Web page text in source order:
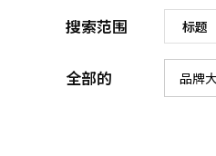
搜索范围 标题
全部的